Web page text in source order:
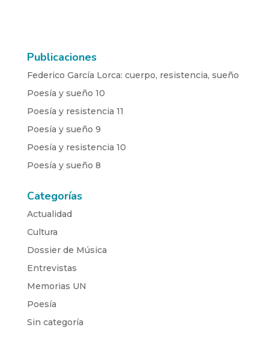
Publicaciones
Federico García Lorca: cuerpo, resistencia, sueño
Poesía y sueño 10
Poesía y resistencia 11
Poesía y sueño 9
Poesía y resistencia 10
Poesía y sueño 8
Categorías
Actualidad
Cultura
Dossier de Música
Entrevistas
Memorias UN
Poesía
Sin categoría